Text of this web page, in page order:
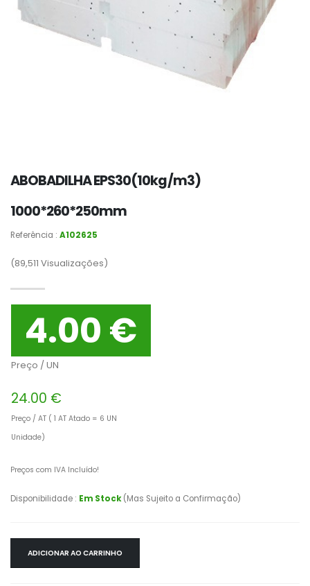
ABOBADILHA EPS30(10kg/m3)
1000*260*250mm
Referência : A102625
(89,511 Visualizações)
4.00 €
Preço / UN
24.00 €
Preço / AT ( 1 AT Atado = 6 UN
Unidade)
Preços com IVA Incluído!
Disponibilidade : Em Stock(Mas Sujeito a Confirmação)
ADICIONAR AO CARRINHO